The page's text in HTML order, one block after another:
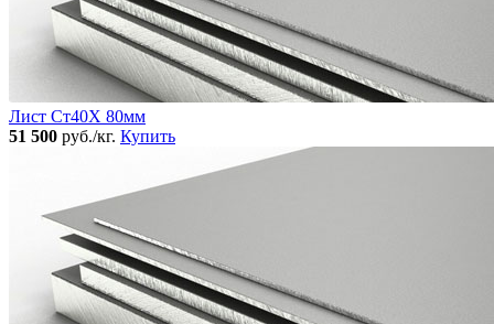
Лист Ст40Х 80мм
51 500 руб./кг. Купить